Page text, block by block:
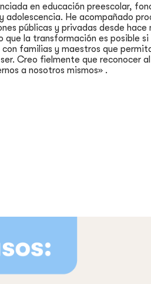
en educación preescolar,
adolescencia. He acompañado
públicas y privadas desde hace
que la transformación es posible
familias y maestros que
Creo fielmente que reconocer
a nosotros mismos» .